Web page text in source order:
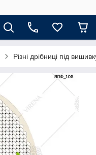
Різні дрібниці під